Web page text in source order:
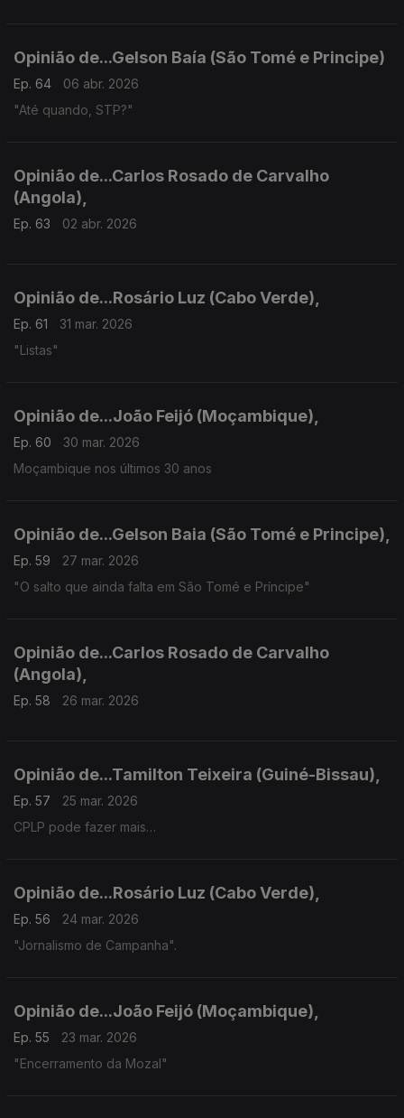
Opinião de...Gelson Baía (São Tomé e Principe)
Ep. 64
06 abr. 2026
"Até quando, STP?"
Opinião de...Carlos Rosado de Carvalho
(Angola),
Ep. 63 02 abr. 2026
Opinião de...Rosário Luz (Cabo Verde),
Ep. 61
31 mar. 2026
"Listas"
Opinião de...João Feijó (Moçambique),
Ep. 60
30 mar. 2026
Moçambique nos últimos 30 anos
Opinião de...Gelson Baia (São Tomé e Principe),
Ep. 59
27 mar. 2026
"O salto que ainda falta em São Tomé e Príncipe"
Opinião de...Carlos Rosado de Carvalho
(Angola),
Ep. 58 26 mar. 2026
Opinião de...Tamilton Teixeira (Guiné-Bissau),
Ep. 57
25 mar. 2026
CPLP pode fazer mais…
Opinião de...Rosário Luz (Cabo Verde),
Ep. 56
24 mar. 2026
"Jornalismo de Campanha".
Opinião de...João Feijó (Moçambique),
Ep. 55
23 mar. 2026
"Encerramento da Mozal"